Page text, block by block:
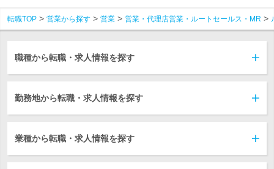
転職TOP 営業から探す 営業 営業・代理店営業・ルートセールス・MR
職種から転職・求人情報を探す
勤務地から転職・求人情報を探す
業種から転職・求人情報を探す